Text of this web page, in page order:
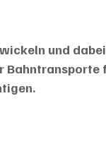
und
Bahntransporte